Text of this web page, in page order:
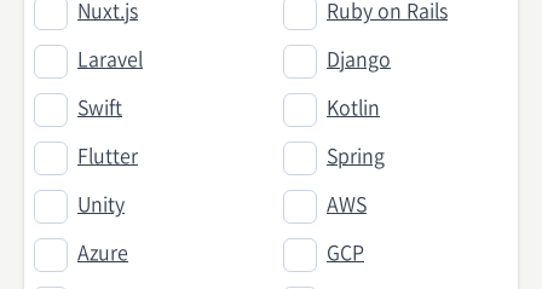
Nuxt.js Ruby on Rails
Laravel Django
Swift Kotlin
Flutter Spring
Unity AWS
Azure GCP